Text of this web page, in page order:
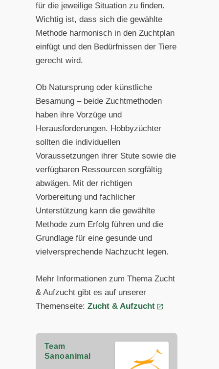
für die jeweilige Situation zu finden.
Wichtig ist, dass sich die gewählte
Methode harmonisch in den Zuchtplan
einfügt und den Bedürfnissen der Tiere
gerecht wird.
Ob Natursprung oder künstliche
Besamung – beide Zuchtmethoden
haben ihre Vorzüge und
Herausforderungen. Hobbyzüchter
sollten die individuellen
Voraussetzungen ihrer Stute sowie die
verfügbaren Ressourcen sorgfältig
abwägen. Mit der richtigen
Vorbereitung und fachlicher
Unterstützung kann die gewählte
Methode zum Erfolg führen und die
Grundlage für eine gesunde und
vielversprechende Nachzucht legen.
Mehr Informationen zum Thema Zucht
& Aufzucht gibt es auf unserer
Themenseite: Zucht & Aufzucht
Team
Sanoanimal